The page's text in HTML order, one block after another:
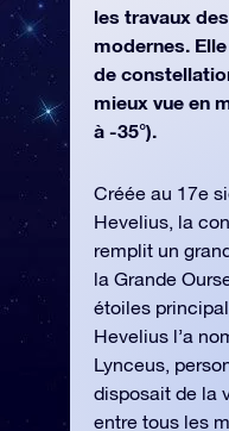
les travaux
modernes.
de
mieux vue en
à -35°).
Créée au 17e
Hevelius, la
remplit un
la Grande
étoiles
Hevelius l’a
Lynceus,
disposait de la
entre tous les